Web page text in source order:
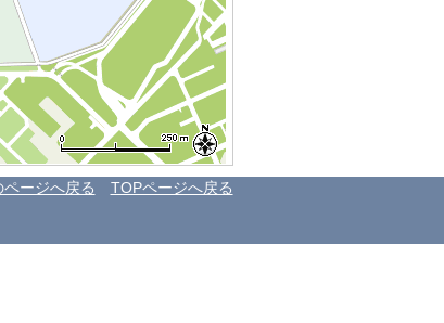
ページへ戻る TOPページへ戻る